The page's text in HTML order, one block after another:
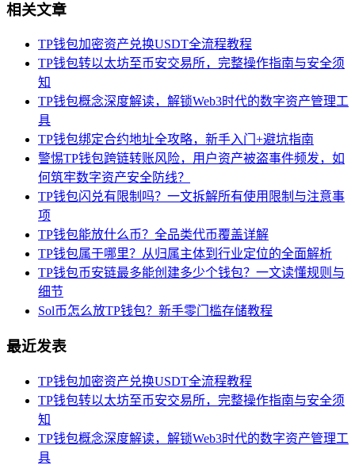
相关文章
TP钱包加密资产兑换USDT全流程教程
TP钱包转以太坊至币安交易所，完整操作指南与安全须
知
TP钱包概念深度解读，解锁Web3时代的数字资产管理工
具
TP钱包绑定合约地址全攻略，新手入门+避坑指南
警惕TP钱包跨链转账风险，用户资产被盗事件频发，如
何筑牢数字资产安全防线？
TP钱包闪兑有限制吗？一文拆解所有使用限制与注意事
项
TP钱包能放什么币？全品类代币覆盖详解
TP钱包属于哪里？从归属主体到行业定位的全面解析
TP钱包币安链最多能创建多少个钱包？一文读懂规则与
细节
Sol币怎么放TP钱包？新手零门槛存储教程
最近发表
TP钱包加密资产兑换USDT全流程教程
TP钱包转以太坊至币安交易所，完整操作指南与安全须
知
TP钱包概念深度解读，解锁Web3时代的数字资产管理工
具